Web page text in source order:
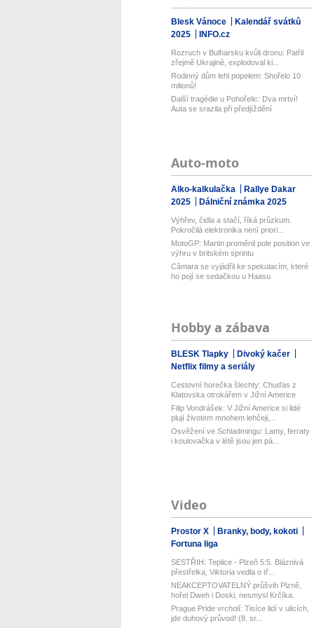
Blesk Vánoce
Kalendář svátků
2025
INFO.cz
Rozruch v Bulharsku kvůli dronu: Patřil
zřejmě Ukrajině, explodoval ki...
Rodinný dům lehl popelem: Shořelo 10
milionů!
Další tragédie u Pohořelic: Dva mrtví!
Auta se srazila při předjíždění
Auto-moto
Alko-kalkulačka
Rallye Dakar
2025
Dálniční známka 2025
Výhřev, čidla a stačí, říká průzkum.
Pokročilá elektronika není priori...
MotoGP: Martin proměnil pole position ve
výhru v britském sprintu
Câmara se vyjádřil ke spekulacím, které
ho pojí se sedačkou u Haasu
Hobby a zábava
BLESK Tlapky
Divoký kačer
Netflix filmy a seriály
Cestovní horečka šlechty: Chuďas z
Klatovska otrokářem v Jižní Americe
Filip Vondrášek: V Jižní Americe si lidé
plují životem mnohem lehčeji,...
Osvěžení ve Schladmingu: Lamy, ferraty
i koulovačka v létě jsou jen pá...
Video
Prostor X
Branky, body, kokoti
Fortuna liga
SESTŘIH: Teplice - Plzeň 5:5. Bláznivá
přestřelka, Viktoria vedla o tř...
NEAKCEPTOVATELNÝ průšvih Plzně,
hořel Dweh i Doski, nesmysl Krčíka.
Us...
Prague Pride vrcholí: Tisíce lidí v ulicích,
jde duhový průvod! (8. sr...